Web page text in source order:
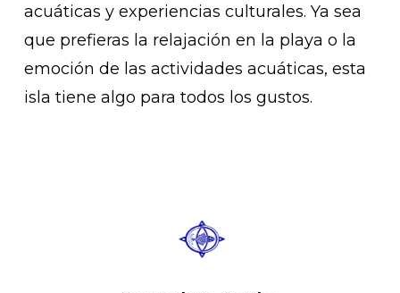
acuáticas y experiencias culturales. Ya sea
que prefieras la relajación en la playa o la
emoción de las actividades acuáticas, esta
isla tiene algo para todos los gustos.